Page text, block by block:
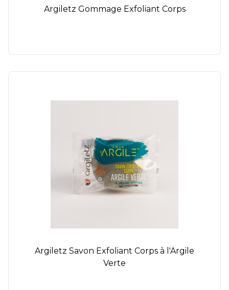
Argiletz Gommage Exfoliant Corps
Argiletz Savon Exfoliant Corps à l'Argile
Verte